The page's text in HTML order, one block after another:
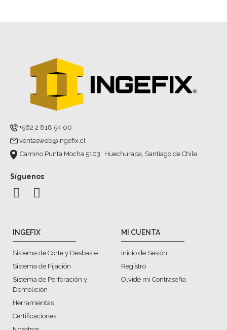
+562 2 818 54 00
ventasweb@ingefix.cl
Camino Punta Mocha 5103 Huechuraba, Santiago de Chile.
Síguenos
INGEFIX
Sistema de Corte y Desbaste
Sistema de Fijación
Sistema de Perforación y
Demolición
Herramientas
Certificaciones
MI CUENTA
Inicio de Sesión
Regístro
Olvidé mi Contraseña